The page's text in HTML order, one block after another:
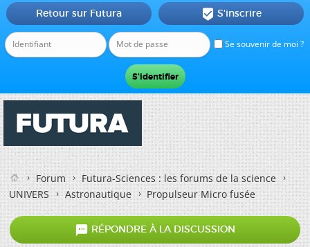
Se souvenir de moi ?
Retour sur Futura  S'inscrire
Forum
Futura-Sciences : les forums de la science
UNIVERS
Astronautique Propulseur Micro fusée
 RÉPONDRE À LA DISCUSSION